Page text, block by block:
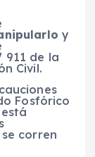
y
911 de la
Civil.
Fosfórico
corren